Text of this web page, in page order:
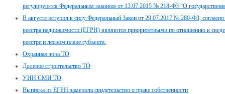
регулируются Федеральным законом от 13.07.2015 № 218-ФЗ "О
В августе вступил в силу Федеральный Закон от 29.07.2017 № 280-ФЗ,
реестра недвижимости (ЕГРН) являются приоритетными по отношению к
реестре и лесном плане субъекта.
Охранная зона ТО
Долевое строительство ТО
УИН СМИ ТО
Выписка из ЕГРН заменила свидетельство о праве собственности